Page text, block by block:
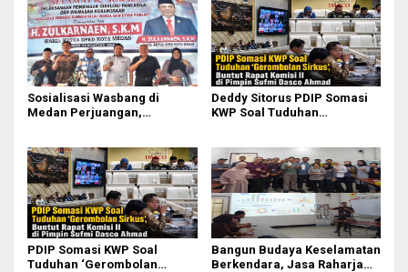
Sosialisasi Wasbang di
Medan Perjuangan,
Anak
Deddy Sitorus PDIP Somasi
KWP Soal Tuduhan
Sufmi Dasco Ahmad
PDIP Somasi KWP Soal
Tuduhan ‘Gerombolan
Bangun Budaya Keselamatan
Berkendara, Jasa Raharja